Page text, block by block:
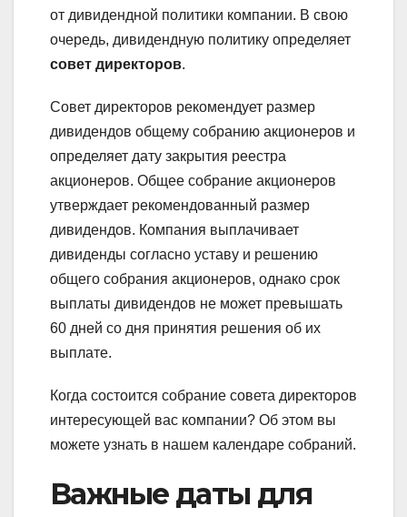
от дивидендной политики компании. В свою
очередь, дивидендную политику определяет
совет директоров.
Совет директоров рекомендует размер
дивидендов общему собранию акционеров и
определяет дату закрытия реестра
акционеров. Общее собрание акционеров
утверждает рекомендованный размер
дивидендов. Компания выплачивает
дивиденды согласно уставу и решению
общего собрания акционеров, однако срок
выплаты дивидендов не может превышать
60 дней со дня принятия решения об их
выплате.
Когда состоится собрание совета директоров
интересующей вас компании? Об этом вы
можете узнать в нашем календаре собраний.
Важные даты для